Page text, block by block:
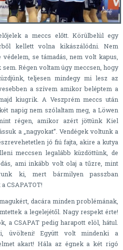
a meccs előtt. Körülbelül egy
kellett volna kikászálódni. Nem
se támadás, nem volt kapus,
Régen voltam úgy meccsen, hogy
teljesen mindegy mi lesz az
a szívem amikor beléptem a
kiugrik. A Veszprém meccs után
napig nem szólaltam meg, a Löwen
régen, amikor azért jöttünk Kiel
a „nagyokat”. Vendégek voltunk a
jó fiú fajta, akire a kutya
meccsen legalább küzdöttünk, de
ami inkább volt olaj a tűzre, mint
ki, mert bármilyen passzban
CSAPATOT!
dacára minden problémának,
a legelejétől. Nagy respekt érte!
a CSAPAT pedig harapott elöl, hátul.
üvölteni! Együtt volt mindenki a
akart! Hála az égnek a két rigó